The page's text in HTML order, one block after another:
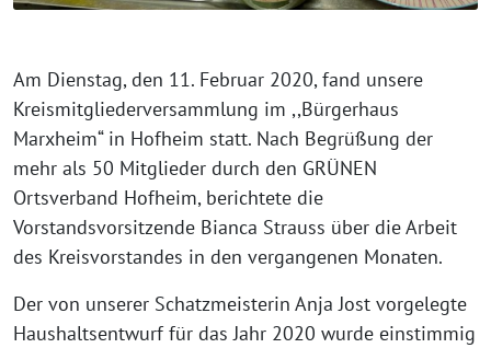
Am Dienstag, den 11. Februar 2020, fand unsere
Kreismitgliederversammlung im ,,Bürgerhaus
Marxheim“ in Hofheim statt. Nach Begrüßung der
mehr als 50 Mitglieder durch den GRÜNEN
Ortsverband Hofheim, berichtete die
Vorstandsvorsitzende Bianca Strauss über die Arbeit
des Kreisvorstandes in den vergangenen Monaten.
Der von unserer Schatzmeisterin Anja Jost vorgelegte
Haushaltsentwurf für das Jahr 2020 wurde einstimmig